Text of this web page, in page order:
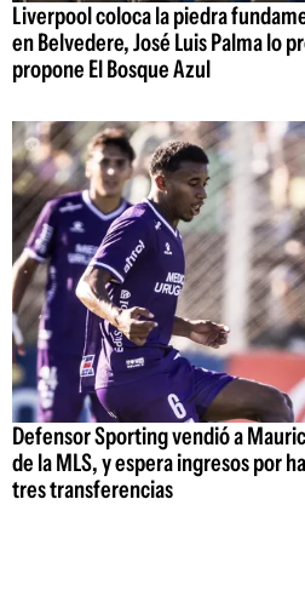
Liverpool coloca la piedra
en Belvedere, José Luis Palma lo
propone El Bosque Azul
Defensor Sporting vendió a
de la MLS, y espera ingresos por
tres transferencias